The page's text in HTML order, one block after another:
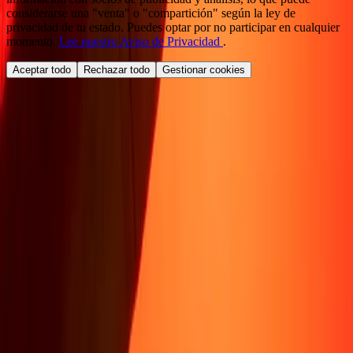
considerarse una "venta" o "compartición" según la ley de
privacidad de tu estado. Puedes optar por no participar en cualquier
momento. Lee nuestro Aviso de Privacidad .
Aceptar todo Rechazar todo Gestionar cookies